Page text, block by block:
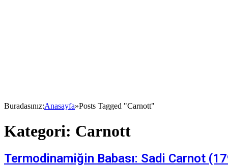
Buradasınız:Anasayfa»Posts Tagged "Carnott"
Kategori: Carnott
Termodinamiğin Babası: Sadi Carnot